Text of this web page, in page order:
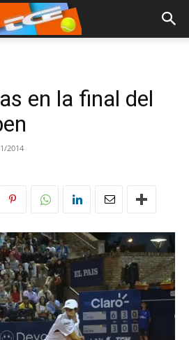
en la final del
2014